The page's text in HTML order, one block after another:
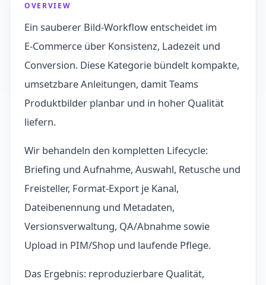
OVERVIEW
Ein sauberer Bild-Workflow entscheidet im
E‑Commerce über Konsistenz, Ladezeit und
Conversion. Diese Kategorie bündelt kompakte,
umsetzbare Anleitungen, damit Teams
Produktbilder planbar und in hoher Qualität
liefern.
Wir behandeln den kompletten Lifecycle:
Briefing und Aufnahme, Auswahl, Retusche und
Freisteller, Format-Export je Kanal,
Dateibenennung und Metadaten,
Versionsverwaltung, QA/Abnahme sowie
Upload in PIM/Shop und laufende Pflege.
Das Ergebnis: reproduzierbare Qualität,